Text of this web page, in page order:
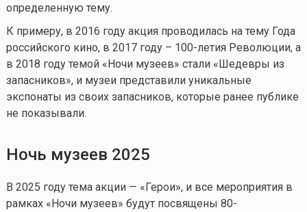
определенную тему.
К примеру, в 2016 году акция проводилась на тему Года
российского кино, в 2017 году – 100-летия Революции, а
в 2018 году темой «Ночи музеев» стали «Шедевры из
запасников», и музеи представили уникальные
экспонаты из своих запасников, которые ранее публике
не показывали.
Ночь музеев 2025
В 2025 году тема акции — «Герои», и все мероприятия в
рамках «Ночи музеев» будут посвящены 80-